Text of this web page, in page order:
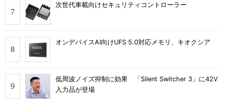
次世代車載向けセキュリティコントローラー
オンデバイスAI向けUFS 5.0対応メモリ、キオクシア
低周波ノイズ抑制に効果 「Silent Switcher 3」に42V
入力品が登場